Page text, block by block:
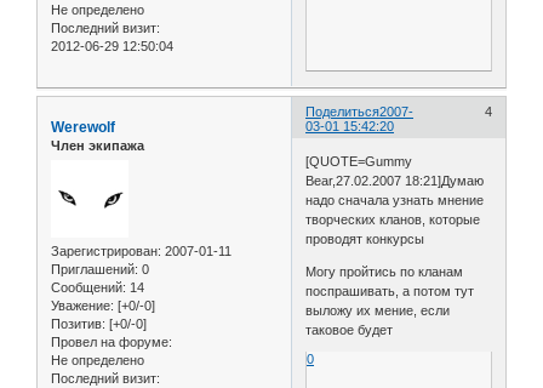
Не определено
Последний визит:
2012-06-29 12:50:04
Поделиться 4
2007-
03-01 15:42:20
Werewolf
Член экипажа
Зарегистрирован: 2007-01-11
Приглашений: 0
Сообщений: 14
Уважение: [+0/-0]
Позитив: [+0/-0]
Провел на форуме:
Не определено
Последний визит:
[QUOTE=Gummy
Bear,27.02.2007 18:21]Думаю
надо сначала узнать мнение
творческих кланов, которые
проводят конкурсы
Могу пройтись по кланам
поспрашивать, а потом тут
выложу их мение, если
таковое будет
0